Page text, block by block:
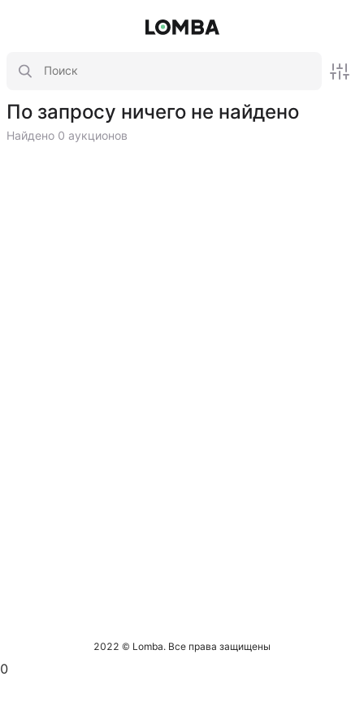
По запросу ничего не найдено
Найдено 0 аукционов
2022 © Lomba. Все права защищены
0